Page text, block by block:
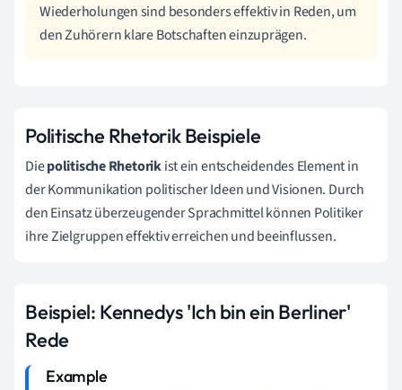
Wiederholungen sind besonders effektiv in Reden, um
den Zuhörern klare Botschaften einzuprägen.
Politische Rhetorik Beispiele
Diepolitische Rhetorikist ein entscheidendes Element in
der Kommunikation politischer Ideen und Visionen. Durch
den Einsatz überzeugender Sprachmittel können Politiker
ihre Zielgruppen effektiv erreichen und beeinflussen.
Beispiel: Kennedys 'Ich bin ein Berliner'
Rede